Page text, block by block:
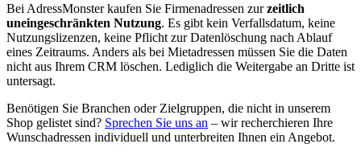
Bei AdressMonster kaufen Sie Firmenadressen zur zeitlich
uneingeschränkten Nutzung. Es gibt kein Verfallsdatum, keine
Nutzungslizenzen, keine Pflicht zur Datenlöschung nach Ablauf
eines Zeitraums. Anders als bei Mietadressen müssen Sie die Daten
nicht aus Ihrem CRM löschen. Lediglich die Weitergabe an Dritte ist
untersagt.
Benötigen Sie Branchen oder Zielgruppen, die nicht in unserem
Shop gelistet sind? Sprechen Sie uns an – wir recherchieren Ihre
Wunschadressen individuell und unterbreiten Ihnen ein Angebot.